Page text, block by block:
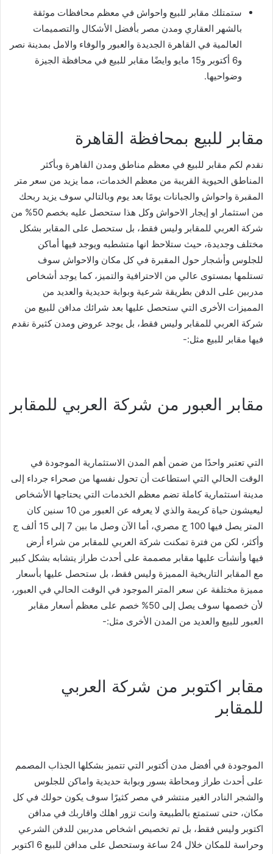
ستمتلك مقابر للبيع واحواش في معظم محافظات موثقة
بالشهر العقاري ومدن مصر بأفضل الأشكال والتصميمات
العالمية في القاهرة الجديدة والعبور والوفاء والامل بمدينة نصر
و6 أكتوبر و15 مايو وايضًا مقابر للبيع في محافظة الجيزة
وضواحيها.
مقابر للبيع بمحافظة القاهرة
نقدم لكم مقابر للبيع في معظم مناطق ومدن القاهرة وبأكثر
المناطق الحيوية القريبة من معظم الخدمات، مما يزيد من سعر متر
المقبرة واحواش والجبانات يومًا بعد يوم وبالتالي سوف يزيد ربحك
من استثمار او إيجار الاحواش وكل هذا ستحصل عليه بخصم 50% من
شركة العربي للمقابر وليس فقط، بل ستحصل على المقابر بشكل
مختلف وجديدة، حيث ستلاحظ انها متشطبه ويوجد فيها أماكن
للجلوس وأشجار حول المقبرة في كل مكان والاحواش سوف
تستلمها بمستوى عالي من الاحترافية والتميز، كما يوجد أشخاص
مدربين على الدفن بطريقة شرعية وبوابة حديدية والعديد من
المميزات الأخرى التي ستحصل عليها بعد شرائك مدافن للبيع من
شركة العربي للمقابر وليس فقط، بل يوجد عروض ومدن كثيرة نقدم
فيها مقابر للبيع مثل:-
مقابر العبور من شركة العربي للمقابر
التي تعتبر واحدًا من ضمن أهم المدن الاستثمارية الموجودة في
الوقت الحالي التي استطاعت أن تحول نفسها من صحراء جرداء إلى
مدينة استثمارية كاملة تضم معظم الخدمات التي يحتاجها الأشخاص
ليعيشون حياة كريمة والذي لا يعرفه عن العبور من 10 سنين كان
المتر يصل فيها 100 ج مصري، أما الآن وصل ما بين 7 إلى 15 ألف ج
وأكثر، لكن من فترة تمكنت شركة العربي للمقابر من شراء أرض
فيها وأنشأت عليها مقابر مصممة على أحدث طراز يتشابه بشكل كبير
مع المقابر التاريخية المميزة وليس فقط، بل ستحصل عليها بأسعار
مميزة مختلفة عن سعر المتر الموجود في الوقت الحالي في العبور،
لأن خصمها سوف يصل إلى 50% خصم على معظم أسعار مقابر
العبور للبيع والعديد من المدن الأخرى مثل:-
مقابر اكتوبر من شركة العربي
للمقابر
الموجودة في أفضل مدن أكتوبر التي تتميز بشكلها الجذاب المصمم
على أحدث طراز ومحاطة بسور وبوابة حديدية واماكن للجلوس
والشجر النادر الغير منتشر في مصر كثيرًا سوف يكون حولك في كل
مكان، حتى تستمتع بالطبيعة وانت تزور اهلك واقاربك في مدافن
اكتوبر وليس فقط، بل تم تخصيص اشخاص مدربين للدفن الشرعي
وحراسة للمكان خلال 24 ساعة وستحصل على مدافن للبيع 6 اكتوبر